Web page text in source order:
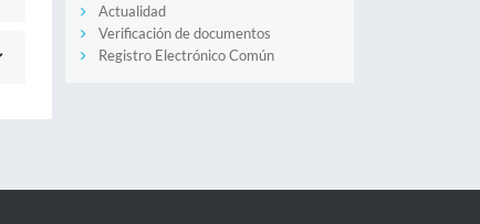
Actualidad
Verificación de documentos
Registro Electrónico Común